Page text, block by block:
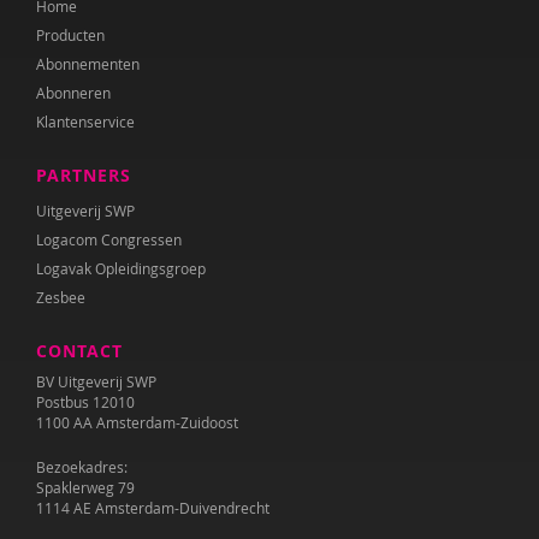
Dawn Huebner
Corina Hulsman
Sherita Jager
Francine Jellesma
IJsbrand Jepma
Lisanne Jilink
Tilly de Jong
Annelies Karelse
Hilde Krajenbrink
Home
Producten
Abonnementen
Abonneren
Klantenservice
PARTNERS
Uitgeverij SWP
Logacom Congressen
Logavak Opleidingsgroep
Zesbee
CONTACT
BV Uitgeverij SWP
Postbus 12010
1100 AA Amsterdam-Zuidoost
Bezoekadres:
Spaklerweg 79
1114 AE Amsterdam-Duivendrecht